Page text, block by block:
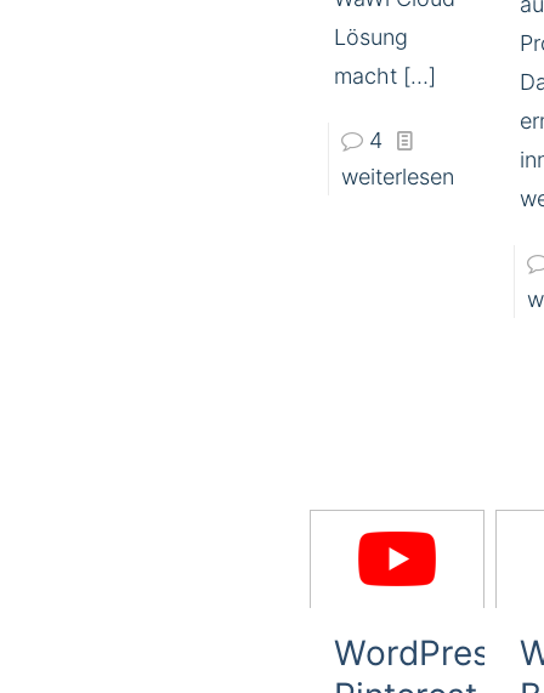
Lösung
macht[…]
4
weiterlesen
WordPress